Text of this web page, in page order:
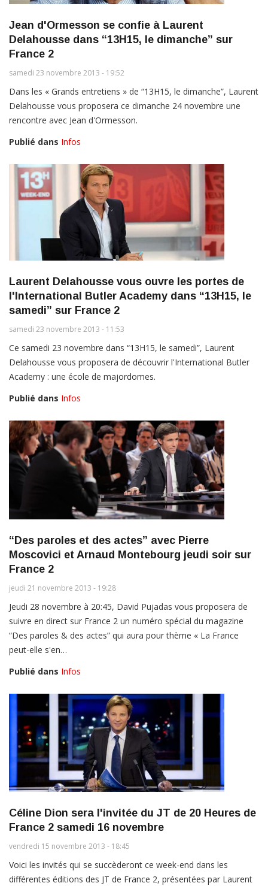
Jean d'Ormesson se confie à Laurent
Delahousse dans “13H15, le dimanche” sur
France 2
samedi 23 novembre 2013 - 19:52
Dans les « Grands entretiens » de “13H15, le dimanche”, Laurent
Delahousse vous proposera ce dimanche 24 novembre une
rencontre avec Jean d'Ormesson.
Publié dans Infos
Laurent Delahousse vous ouvre les portes de
l'International Butler Academy dans “13H15, le
samedi” sur France 2
samedi 23 novembre 2013 - 11:53
Ce samedi 23 novembre dans “13H15, le samedi”, Laurent
Delahousse vous proposera de découvrir l'International Butler
Academy : une école de majordomes.
Publié dans Infos
“Des paroles et des actes” avec Pierre
Moscovici et Arnaud Montebourg jeudi soir sur
France 2
jeudi 21 novembre 2013 - 19:28
Jeudi 28 novembre à 20:45, David Pujadas vous proposera de
suivre en direct sur France 2 un numéro spécial du magazine
“Des paroles & des actes” qui aura pour thème « La France
peut-elle s'en…
Publié dans Infos
Céline Dion sera l'invitée du JT de 20 Heures de
France 2 samedi 16 novembre
vendredi 15 novembre 2013 - 18:45
Voici les invités qui se succèderont ce week-end dans les
différentes éditions des JT de France 2, présentées par Laurent